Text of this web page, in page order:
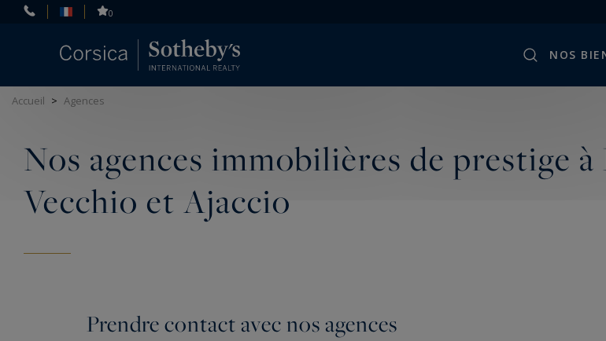
0
NOS
Accueil > Agences
Nos agences immobilières de prestige
Vecchio et Ajaccio
Prendre contact avec nos agences
Panneau de gestion des cookies